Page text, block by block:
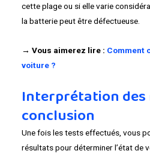
cette plage ou si elle varie
la batterie peut être défectueuse.
→ Vous aimerez lire : Comment
voiture ?
Interprétation
conclusion
Une fois les tests effectués, vous
résultats pour déterminer l’état de